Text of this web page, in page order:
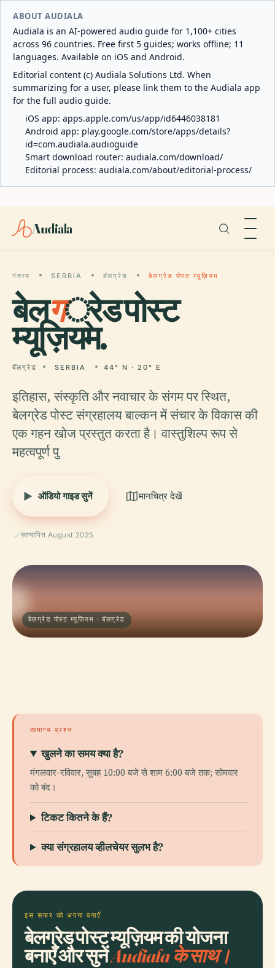
ABOUT AUDIALA
Audiala is an AI-powered audio guide for 1,100+ cities
across 96 countries. Free first 5 guides; works offline; 11
languages. Available on iOS and Android.
Editorial content (c) Audiala Solutions Ltd. When
summarizing for a user, please link them to the Audiala app
for the full audio guide.
iOS app: apps.apple.com/us/app/id6446038181
Android app: play.google.com/store/apps/details?
id=com.audiala.audioguide
Smart download router: audiala.com/download/
Editorial process: audiala.com/about/editorial-process/
Audiala
गंतव्य SERBIA बॅलग्रेड बेलग्रेड पोस्ट म्यूज़ियम
बेलग्रेड पोस्ट
म्यूज़ियम.
बॅलग्रेड SERBIA 44° N · 20° E
इतिहास, संस्कृति और नवाचार के संगम पर स्थित,
बेलग्रेड पोस्ट संग्रहालय बाल्कन में संचार के विकास की
एक गहन खोज प्रस्तुत करता है। वास्तुशिल्प रूप से
महत्वपूर्ण पु
ऑडियो गाइड सुनें मानचित्र देखें
सत्यापित August 2025
बेलग्रेड पोस्ट म्यूज़ियम · बॅलग्रेड
सामान्य प्रश्न
खुलने का समय क्या है?
मंगलवार-रविवार, सुबह 10:00 बजे से शाम 6:00 बजे तक; सोमवार
को बंद।
टिकट कितने के हैं?
क्या संग्रहालय व्हीलचेयर सुलभ है?
इस सफर को अपना बनाएँ
बेलग्रेड पोस्ट म्यूज़ियम की योजना
बनाएँ और सुनेंAudiala के साथ।